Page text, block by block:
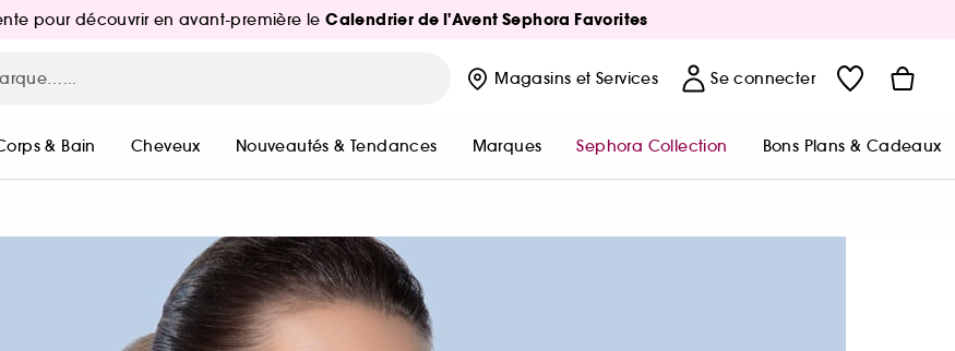
pour découvrir en avant-première leCalendrier de l'Avent Sephora Favorites
Magasins et Services Se connecter
& Bain Cheveux Nouveautés & Tendances Marques Sephora Collection Bons Plans & Cadeaux